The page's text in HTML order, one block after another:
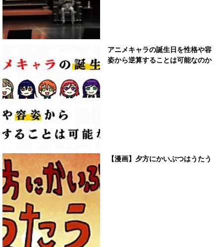
アニメキャラの誕生日を性格や容
姿から逆算することは可能なのか
【漫画】夕方にかいぶつはうたう